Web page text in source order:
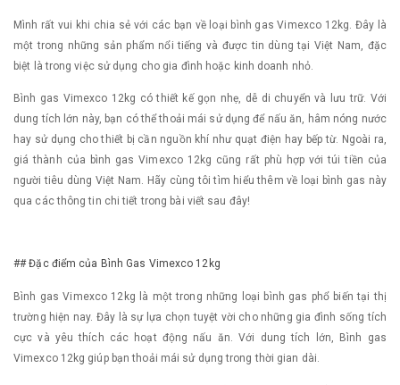
Mình rất vui khi chia sẻ với các bạn về loại bình gas Vimexco 12kg. Đây là
một trong những sản phẩm nổi tiếng và được tin dùng tại Việt Nam, đặc
biệt là trong việc sử dụng cho gia đình hoặc kinh doanh nhỏ.
Bình gas Vimexco 12kg có thiết kế gọn nhẹ, dễ di chuyển và lưu trữ. Với
dung tích lớn này, bạn có thể thoải mái sử dụng để nấu ăn, hâm nóng nước
hay sử dụng cho thiết bị cần nguồn khí như quạt điện hay bếp từ. Ngoài ra,
giá thành của bình gas Vimexco 12kg cũng rất phù hợp với túi tiền của
người tiêu dùng Việt Nam. Hãy cùng tôi tìm hiểu thêm về loại bình gas này
qua các thông tin chi tiết trong bài viết sau đây!
## Đặc điểm của Bình Gas Vimexco 12kg
Bình gas Vimexco 12kg là một trong những loại bình gas phổ biến tại thị
trường hiện nay. Đây là sự lựa chọn tuyệt vời cho những gia đình sống tích
cực và yêu thích các hoạt động nấu ăn. Với dung tích lớn, Bình gas
Vimexco 12kg giúp bạn thoải mái sử dụng trong thời gian dài.